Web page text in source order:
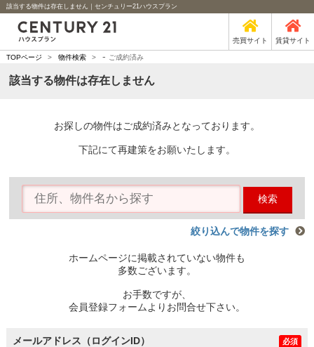
該当する物件は存在しません｜センチュリー21ハウスプラン
売買サイト 賃貸サイト
TOPページ > 物件検索 > - ご成約済み
該当する物件は存在しません
お探しの物件はご成約済みとなっております。
下記にて再建策をお願いたします。
検索
絞り込んで物件を探す
ホームページに掲載されていない物件も
多数ございます。
お手数ですが、
会員登録フォームよりお問合せ下さい。
メールアドレス（ログインID） 必須